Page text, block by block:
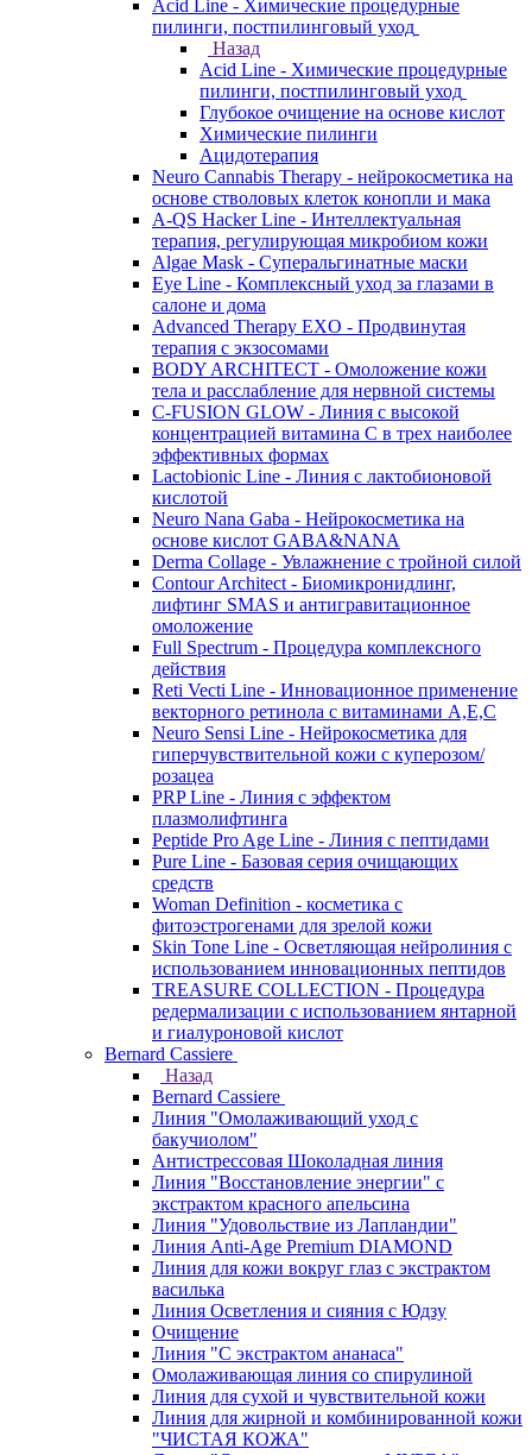
Acid Line - Химические процедурные
пилинги, постпилинговый уход
Назад
Acid Line - Химические процедурные
пилинги, постпилинговый уход
Глубокое очищение на основе кислот
Химические пилинги
Ацидотерапия
Neuro Cannabis Therapy - нейрокосметика на
основе стволовых клеток конопли и мака
A-QS Hacker Line - Интеллектуальная
терапия, регулирующая микробиом кожи
Algae Mask - Суперальгинатные маски
Eye Line - Комплексный уход за глазами в
салоне и дома
Advanced Therapy EXO - Продвинутая
терапия с экзосомами
BODY ARCHITECT - Омоложение кожи
тела и расслабление для нервной системы
C-FUSION GLOW - Линия с высокой
концентрацией витамина C в трех наиболее
эффективных формах
Lactobionic Line - Линия с лактобионовой
кислотой
Neuro Nana Gaba - Нейрокосметика на
основе кислот GABA&NANA
Derma Collage - Увлажнение с тройной силой
Contour Architect - Биомикронидлинг,
лифтинг SMAS и антигравитационное
омоложение
Full Spectrum - Процедура комплексного
действия
Reti Vecti Line - Инновационное применение
векторного ретинола с витаминами A,Е,С
Neuro Sensi Line - Нейрокосметика для
гиперчувствительной кожи с куперозом/
розацеа
PRP Line - Линия с эффектом
плазмолифтинга
Peptide Pro Age Line - Линия с пептидами
Pure Line - Базовая серия очищающих
средств
Woman Definition - косметика с
фитоэстрогенами для зрелой кожи
Skin Tone Line - Осветляющая нейролиния с
использованием инновационных пептидов
TREASURE COLLECTION - Процедура
редермализации с использованием янтарной
и гиалуроновой кислот
Bernard Cassiere
Назад
Bernard Cassiere
Линия "Омолаживающий уход с
бакучиолом"
Антистрессовая Шоколадная линия
Линия "Восстановление энергии" с
экстрактом красного апельсина
Линия "Удовольствие из Лапландии"
Линия Anti-Age Premium DIAMOND
Линия для кожи вокруг глаз с экстрактом
василька
Линия Осветления и сияния с Юдзу
Очищение
Линия "С экстрактом ананаса"
Омолаживающая линия со спирулиной
Линия для сухой и чувствительной кожи
Линия для жирной и комбинированной кожи
"ЧИСТАЯ КОЖА"